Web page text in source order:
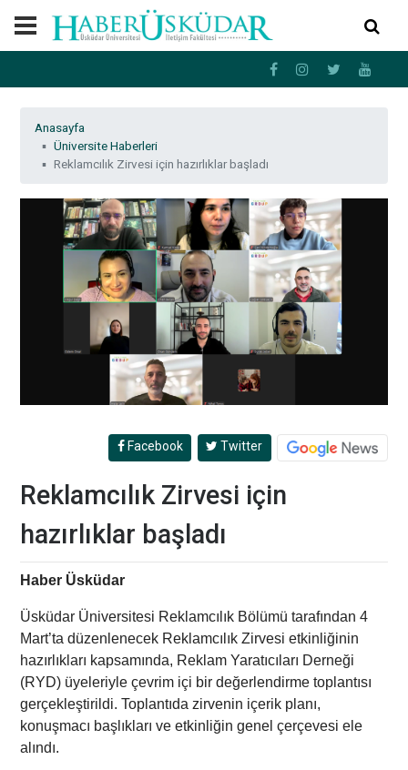
Anasayfa
Üniversite Haberleri
Reklamcılık Zirvesi için hazırlıklar başladı
Facebook Twitter
Reklamcılık Zirvesi için
hazırlıklar başladı
Haber Üsküdar
Üsküdar Üniversitesi Reklamcılık Bölümü tarafından 4
Mart’ta düzenlenecek Reklamcılık Zirvesi etkinliğinin
hazırlıkları kapsamında, Reklam Yaratıcıları Derneği
(RYD) üyeleriyle çevrim içi bir değerlendirme toplantısı
gerçekleştirildi. Toplantıda zirvenin içerik planı,
konuşmacı başlıkları ve etkinliğin genel çerçevesi ele
alındı.